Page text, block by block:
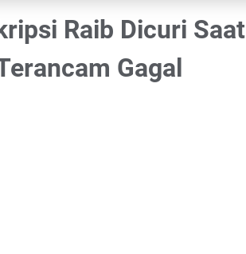
Raib Dicuri Saat
Gagal